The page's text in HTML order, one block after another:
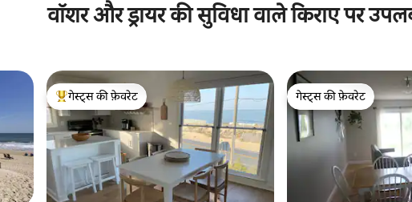
वॉशर और ड्रायर की सुविधा वाले किराए पर
गेस्ट्स का टॉप फ़ेवरेट
गेस्ट्स की फ़ेवरेट
गेस्ट्स की फ़ेवरेट
गेस्ट्स की फ़ेवरेट